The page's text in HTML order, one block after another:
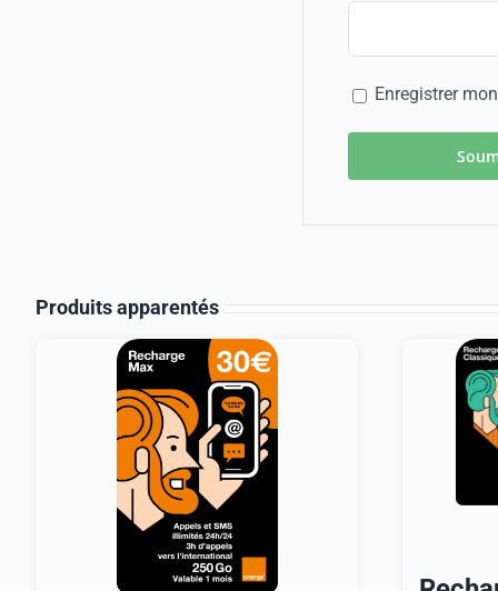
Enregistrer
Produits apparentés